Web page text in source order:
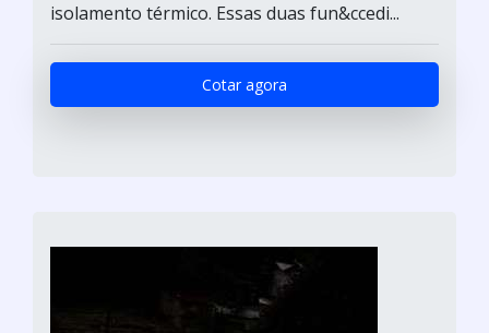
isolamento térmico. Essas duas fun&ccedi...
Cotar agora